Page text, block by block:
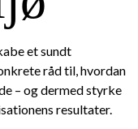
et sundt
råd til, hvordan
– og dermed styrke
resultater.